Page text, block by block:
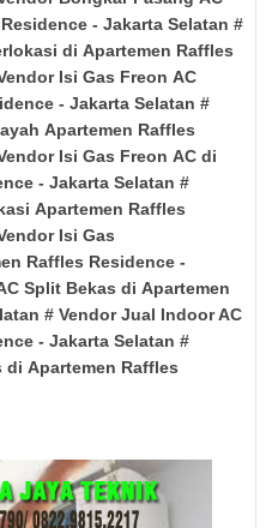
- Jakarta Selatan #
di Apartemen Raffles
Isi Gas Freon AC
- Jakarta Selatan #
Apartemen Raffles
Isi Gas Freon AC di
- Jakarta Selatan #
Apartemen Raffles
Isi Gas
Raffles Residence -
Split Bekas di Apartemen
# Vendor Jual Indoor AC
- Jakarta Selatan #
di Apartemen Raffles